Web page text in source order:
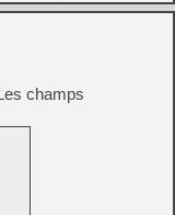
champs